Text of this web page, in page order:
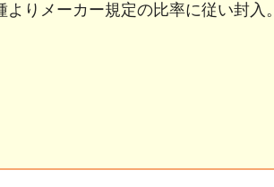
よりメーカー規定の比率に従い封入。